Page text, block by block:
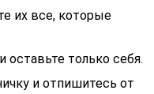
их все, которые
только себя.
и отпишитесь от